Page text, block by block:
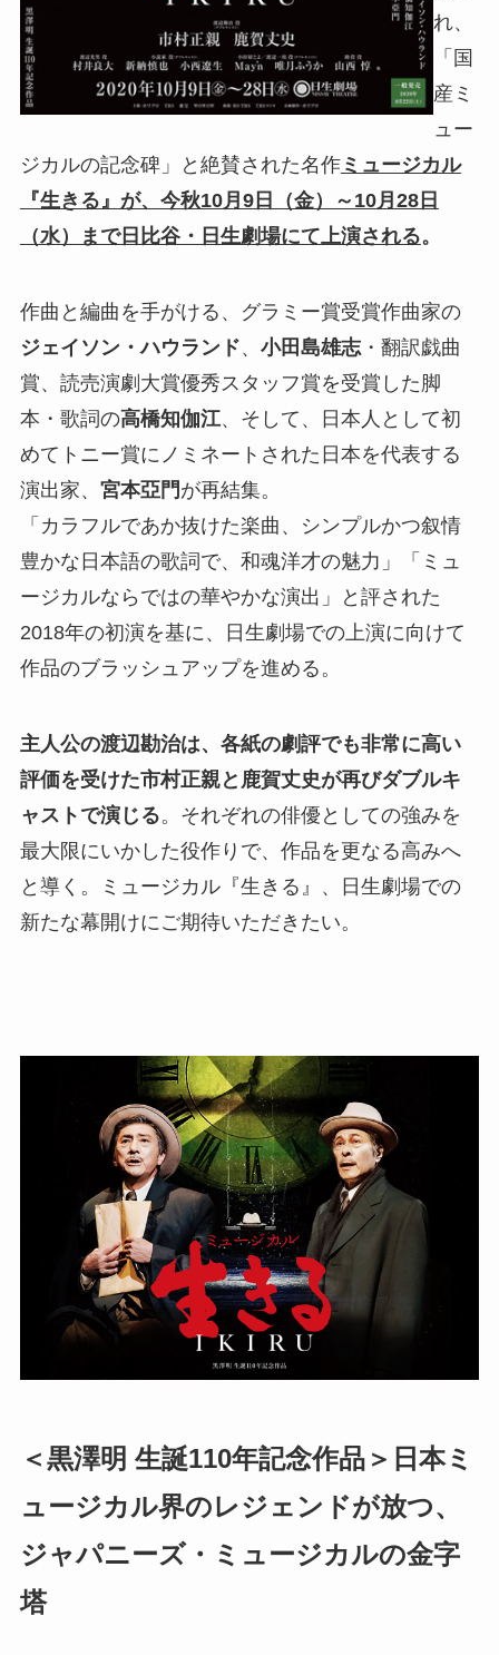
れ、
「国
産ミ
ュー
ジカルの記念碑」と絶賛された名作ミュージカル
『生きる』が、今秋10月9日（金）～10月28日
（水）まで日比谷・日生劇場にて上演される。
作曲と編曲を手がける、グラミー賞受賞作曲家の
ジェイソン・ハウランド、 小田島雄志・翻訳戯曲
賞、読売演劇大賞優秀スタッフ賞を受賞した脚
本・歌詞の高橋知伽江、そして、日本人として初
めてトニー賞にノミネートされた日本を代表する
演出家、 宮本亞門 が再結集。
「カラフルであか抜けた楽曲、シンプルかつ叙情
豊かな日本語の歌詞で、和魂洋才の魅力」「ミュ
ージカルならではの華やかな演出」と評された
2018年の初演を基に、日生劇場での上演に向けて
作品のブラッシュアップを進める。
主人公の渡辺勘治は、各紙の劇評でも非常に高い
評価を受けた市村正親と鹿賀丈史が再びダブルキ
ャストで演じる。それぞれの俳優としての強みを
最大限にいかした役作りで、作品を更なる高みへ
と導く。ミュージカル『生きる』、日生劇場での
新たな幕開けにご期待いただきたい。
＜黒澤明 生誕110年記念作品＞日本ミ
ュージカル界のレジェンドが放つ、
ジャパニーズ・ミュージカルの金字
塔